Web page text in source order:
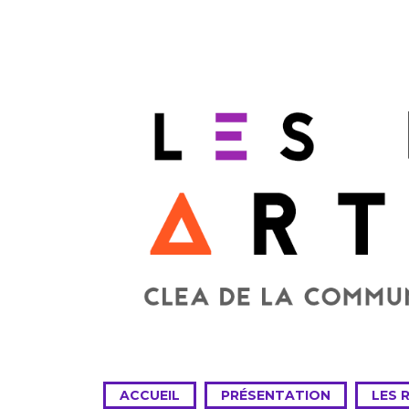
ACCUEIL PRÉSENTATION LES